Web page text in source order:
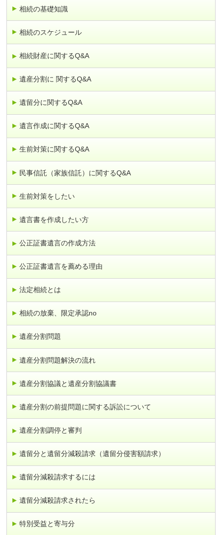
相続の基礎知識
相続のスケジュール
相続財産に関するQ&A
遺産分割に 関するQ&A
遺留分に関するQ&A
遺言作成に関するQ&A
生前対策に関するQ&A
民事信託（家族信託）に関するQ&A
生前対策をしたい
遺言書を作成したい方
公正証書遺言の作成方法
公正証書遺言を薦める理由
法定相続とは
相続の放棄、限定承認no
遺産分割問題
遺産分割問題解決の流れ
遺産分割協議と遺産分割協議書
遺産分割の前提問題に関する訴訟について
遺産分割調停と審判
遺留分と遺留分減殺請求（遺留分侵害額請求）
遺留分減殺請求するには
遺留分減殺請求されたら
特別受益と寄与分